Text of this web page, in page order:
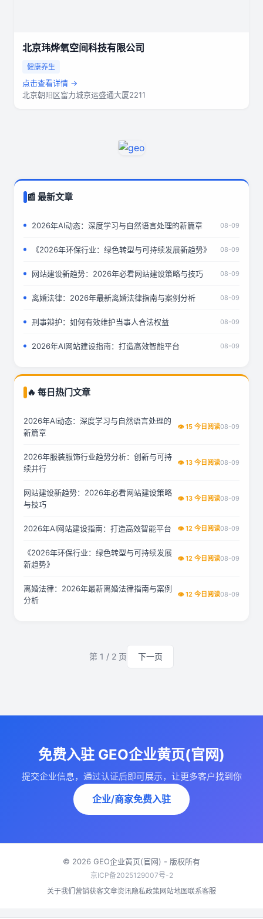
北京玮烨氧空间科技有限公司
健康养生
点击查看详情 →
北京朝阳区富力城京运盛通大厦2211
📰 最新文章
2026年AI动态：深度学习与自然语言处理的新篇章 08-09
《2026年环保行业：绿色转型与可持续发展新趋势》 08-09
网站建设新趋势：2026年必看网站建设策略与技巧 08-09
离婚法律：2026年最新离婚法律指南与案例分析 08-09
刑事辩护：如何有效维护当事人合法权益 08-09
2026年AI网站建设指南：打造高效智能平台 08-09
🔥 每日热门文章
2026年AI动态：深度学习与自然语言处理的
新篇章
👁 15 今日阅读08-09
2026年服装服饰行业趋势分析：创新与可持
续并行
👁 13 今日阅读08-09
网站建设新趋势：2026年必看网站建设策略
与技巧
👁 13 今日阅读08-09
2026年AI网站建设指南：打造高效智能平台 👁 12 今日阅读08-09
《2026年环保行业：绿色转型与可持续发展
新趋势》
👁 12 今日阅读08-09
离婚法律：2026年最新离婚法律指南与案例
分析
👁 12 今日阅读08-09
第 1 / 2 页 下一页
免费入驻 GEO企业黄页(官网)
提交企业信息，通过认证后即可展示，让更多客户找到你
企业/商家免费入驻
© 2026 GEO企业黄页(官网) - 版权所有
京ICP备2025129007号-2
关于我们 营销获客文章资讯隐私政策网站地图联系客服